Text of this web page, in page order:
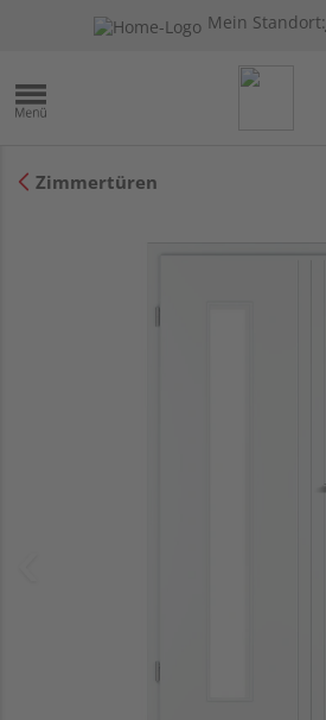
Mein Standort:
Zimmertüren